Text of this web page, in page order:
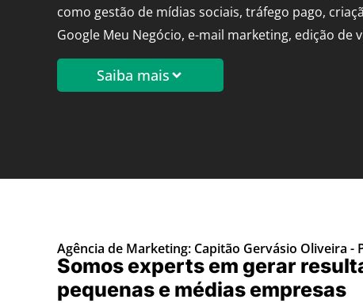
como gestão de mídias sociais, tráfego pago,
Google Meu Negócio, e-mail marketing, edição de
Saiba mais
Agência de Marketing: Capitão Gervásio Oliveira -
Somos experts em gerar
pequenas e médias empresas